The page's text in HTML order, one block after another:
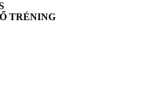
TRÉNING